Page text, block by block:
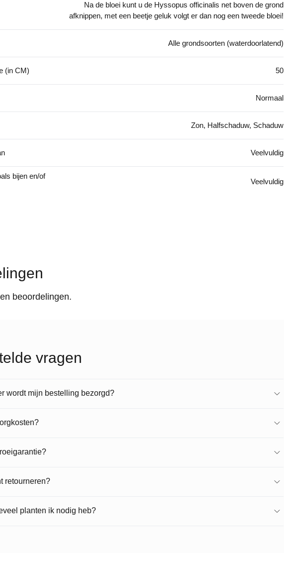
Na de bloei kunt u de Hyssopus officinalis net boven de grond
afknippen, met een beetje geluk volgt er dan nog een tweede bloei!
Alle grondsoorten (waterdoorlatend)
(in CM) 50
Normaal
Zon, Halfschaduw, Schaduw
Veelvuldig
bijen en/of
Veelvuldig
beoordelingen.
vragen
wordt mijn bestelling bezorgd?
retourneren?
planten ik nodig heb?